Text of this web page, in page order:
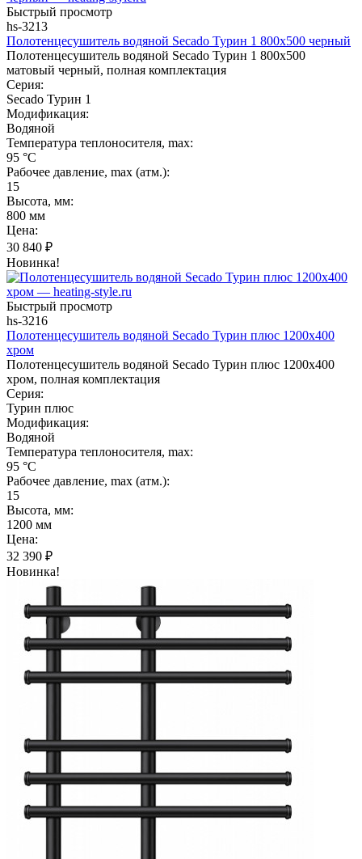
Быстрый просмотр
hs-3213
Полотенцесушитель водяной Secado Турин 1 800x500 черный
Полотенцесушитель водяной Secado Турин 1 800x500
матовый черный, полная комплектация
Серия:
Secado Турин 1
Модификация:
Водяной
Температура теплоносителя, max:
95 °C
Рабочее давление, max (атм.):
15
Высота, мм:
800 мм
Цена:
30 840 ₽
Новинка!
Быстрый просмотр
hs-3216
Полотенцесушитель водяной Secado Турин плюс 1200x400
хром
Полотенцесушитель водяной Secado Турин плюс 1200x400
хром, полная комплектация
Серия:
Турин плюс
Модификация:
Водяной
Температура теплоносителя, max:
95 °C
Рабочее давление, max (атм.):
15
Высота, мм:
1200 мм
Цена:
32 390 ₽
Новинка!